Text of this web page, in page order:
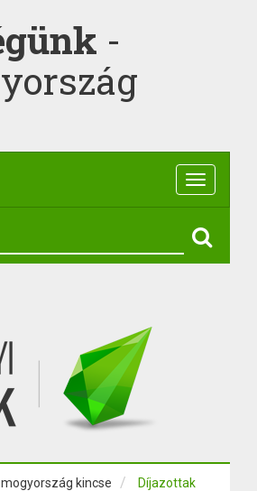
-
Toggle
kincse Díjazottak